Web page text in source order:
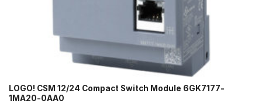
LOGO! CSM 12/24 Compact Switch Module 6GK7177-
1MA20-0AA0